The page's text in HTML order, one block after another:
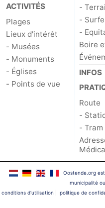
ACTIVITÉS
Plages
Lieux d'intérêt
- Musées
- Monuments
- Églises
- Points de vue
-
-
-
Boire
INFOS
Route
-
-
Oostende.org
municipalité
conditions d‘utilisation
politique de